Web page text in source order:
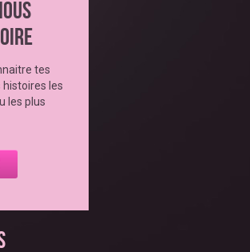
tes
histoires les
les plus